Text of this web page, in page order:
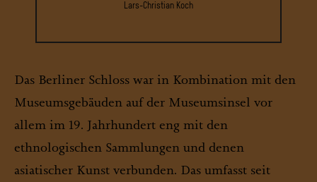
Lars-Christian Koch
Das Berliner Schloss war in Kombination mit den
Museumsgebäuden auf der Museumsinsel vor
allem im 19. Jahrhundert eng mit den
ethnologischen Sammlungen und denen
asiatischer Kunst verbunden. Das umfasst seit